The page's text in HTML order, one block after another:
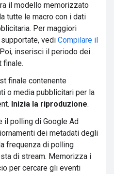
il modello memorizzato
tutte le macro con i dati
Per maggiori
vedi Compilare il
inserisci il periodo dei
finale.
finale contenente
o media pubblicitari per la
Inizia la riproduzione.
il polling di Google Ad
dei metadati degli
frequenza di polling
di stream. Memorizza i
per cercare gli eventi